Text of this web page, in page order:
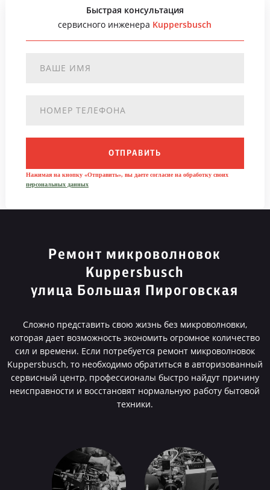
Быстрая консультация
сервисного инженера Kuppersbusch
ОТПРАВИТЬ
Нажимая на кнопку «Отправить», вы даете согласие на обработку своих
персональных данных
Ремонт микроволновок
Kuppersbusch
улица Большая Пироговская
Сложно представить свою жизнь без микроволновки,
которая дает возможность экономить огромное количество
сил и времени. Если потребуется ремонт микроволновок
Kuppersbusch, то необходимо обратиться в авторизованный
сервисный центр, профессионалы быстро найдут причину
неисправности и восстановят нормальную работу бытовой
техники.